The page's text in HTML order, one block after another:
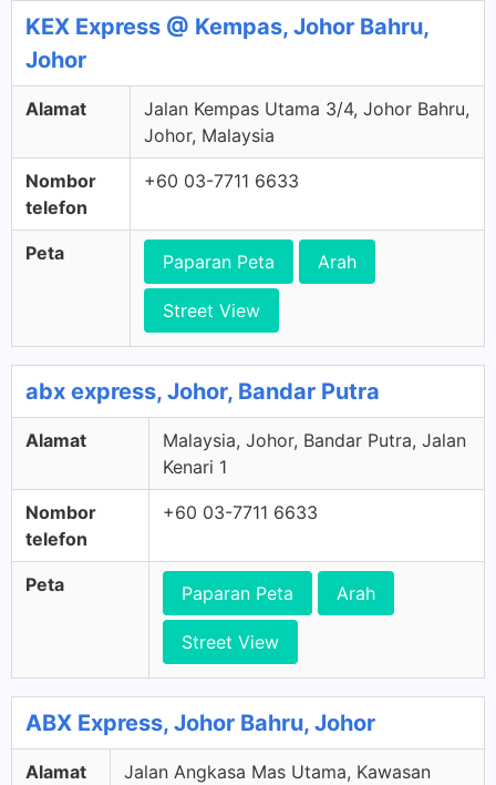
KEX Express @ Kempas, Johor Bahru,
Johor
Alamat
Jalan Kempas Utama 3/4, Johor Bahru,
Johor, Malaysia
Nombor
telefon
+60 03-7711 6633
Peta Paparan Peta Arah
Street View
abx express, Johor, Bandar Putra
Alamat
Malaysia, Johor, Bandar Putra, Jalan
Kenari 1
Nombor
telefon
+60 03-7711 6633
Peta Paparan Peta Arah
Street View
ABX Express, Johor Bahru, Johor
Alamat
Jalan Angkasa Mas Utama, Kawasan